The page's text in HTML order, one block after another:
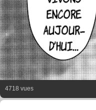
4718 vues